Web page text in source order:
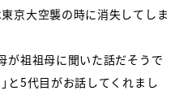
京大空襲の時に消失してしま
が祖祖母に聞いた話だそうで
と5代目がお話してくれまし